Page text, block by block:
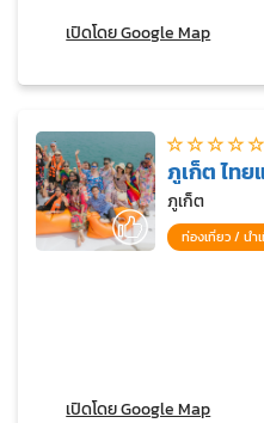
เปิดโดย Google Map
ภูเก็ต ไท
ภูเก็ต
ท่องเที่ยว / นำ
เปิดโดย Google Map